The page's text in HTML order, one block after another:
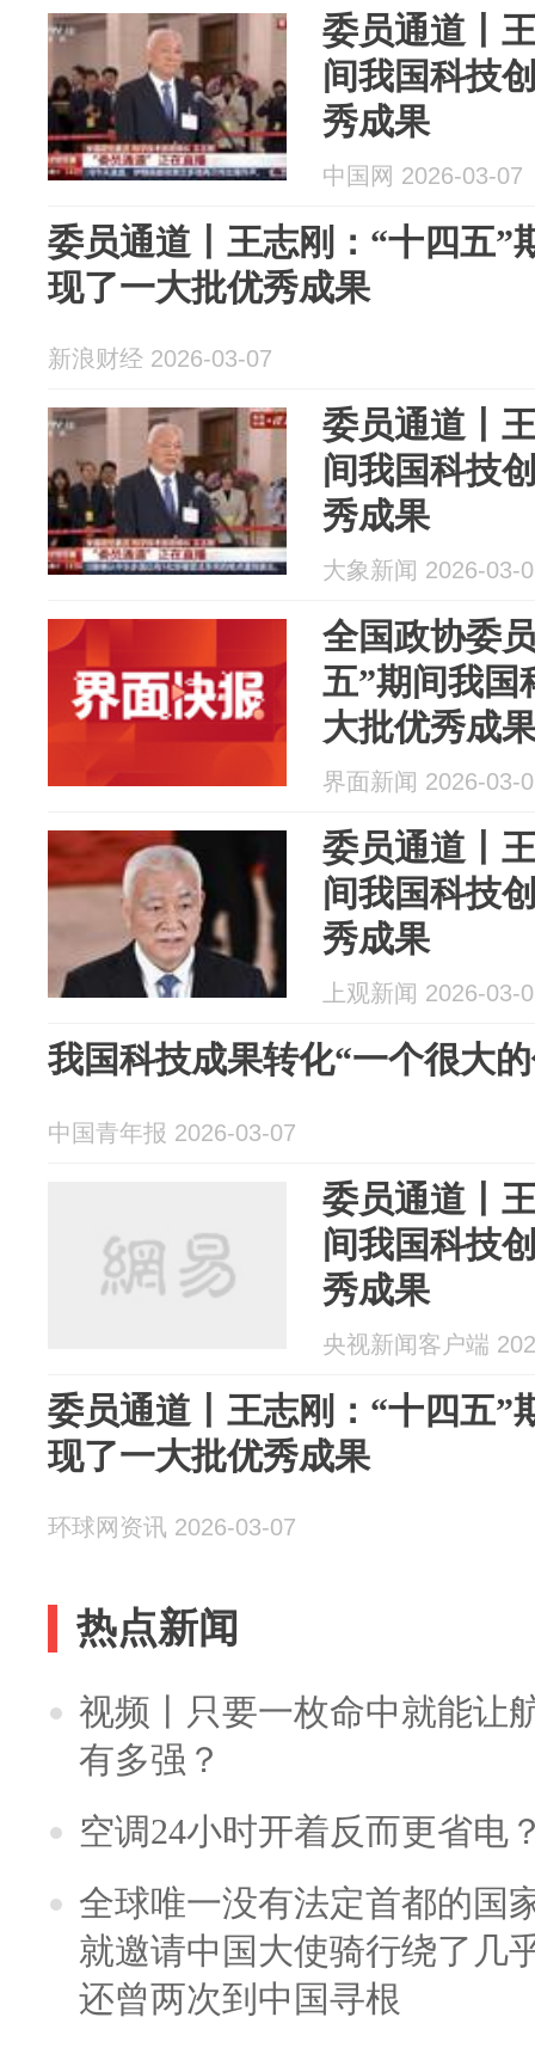
委员通道丨
间我国科技
秀成果
中国网 2026-03-07
委员通道丨王志刚：“十四五”
现了一大批优秀成果
新浪财经 2026-03-07
委员通道丨
间我国科技
秀成果
大象新闻 2026-03-
全国政协委
五”期间我国
大批优秀成
界面新闻 2026-03-
委员通道丨
间我国科技
秀成果
上观新闻 2026-03-
我国科技成果转化“一个很大
中国青年报 2026-03-07
委员通道丨
间我国科技
秀成果
央视新闻客户端
委员通道丨王志刚：“十四五”
现了一大批优秀成果
环球网资讯 2026-03-07
热点新闻
视频丨只要一枚命中就能让
有多强？
空调24小时开着反而更省电
全球唯一没有法定首都的国
就邀请中国大使骑行绕了几
还曾两次到中国寻根